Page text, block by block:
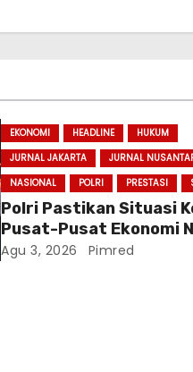
EKONOMI HEADLINE
HUKUM
JURNAL JAKARTA
JURNAL
NASIONAL
POLRI PRESTASI
Polri Pastikan Situasi
Pusat-Pusat Ekonomi
Tetap Kondusif
Agu 3, 2026 Pimred